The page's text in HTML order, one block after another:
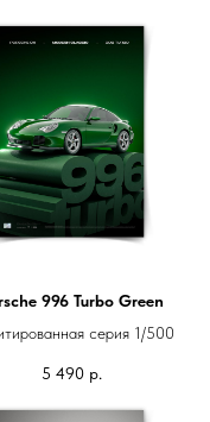
996 Turbo Green
серия 1/500
5 490 р.